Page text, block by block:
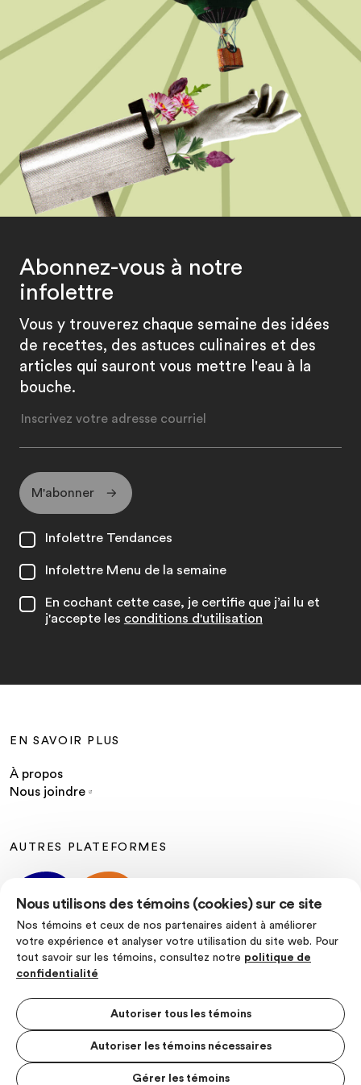
Nous utilisons des témoins (cookies) sur ce site
Nos témoins et ceux de nos partenaires aident à améliorer
votre expérience et analyser votre utilisation du site web. Pour
tout savoir sur les témoins, consultez notre politique de
confidentialité
Autoriser tous les témoins
Autoriser les témoins nécessaires
Gérer les témoins
Abonnez-vous à notre
infolettre
Vous y trouverez chaque semaine des idées
de recettes, des astuces culinaires et des
articles qui sauront vous mettre l'eau à la
bouche.
M'abonner
Infolettre Tendances
Infolettre Menu de la semaine
En cochant cette case, je certifie que j’ai lu et
j'accepte les conditions d'utilisation
EN SAVOIR PLUS
À propos
Nous joindre
AUTRES PLATEFORMES
Politique de confidentialité
Conditions d’utilisation